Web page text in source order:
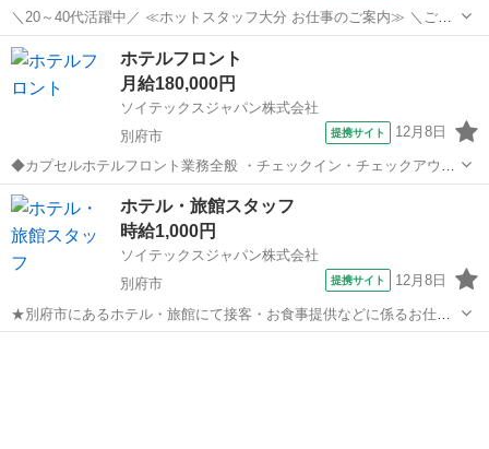
＼20～40代活躍中／ ≪ホットスタッフ大分 お仕事のご案内≫ ＼ご紹
介するお仕事のPOINT♪/ ◆くだものの栽培や収穫に興味のある方 ◆作
物の勉強をしたい方 ◆短期のお仕事をお探しの方 ◆日月休み
─────────...
大分 その他
ホテルフロント
月給180,000円
ソイテックスジャパン株式会社
別府市
提携サイト 12月8日
◆カプセルホテルフロント業務全般 ・チェックイン・チェックアウト
・予約受付 ・部屋割作成 ・施設内清掃 等 ◇◆◇カプセルホテル
グロリアでのお仕事です◆◇◆ ●別府市にあるビジネスホテルのフロ
ント業務をお願いします♪...
大分
ホテル・旅館スタッフ
時給1,000円
ソイテックスジャパン株式会社
別府市
提携サイト 12月8日
★別府市にあるホテル・旅館にて接客・お食事提供などに係るお仕事
・お客様への対応(接客) ・お客様へのお食事提供(運搬) ・食器類の片